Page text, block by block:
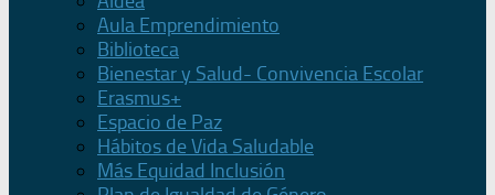
Aula Emprendimiento
Biblioteca
Bienestar y Salud- Convivencia Escolar
Erasmus+
Espacio de Paz
Hábitos de Vida Saludable
Más Equidad Inclusión